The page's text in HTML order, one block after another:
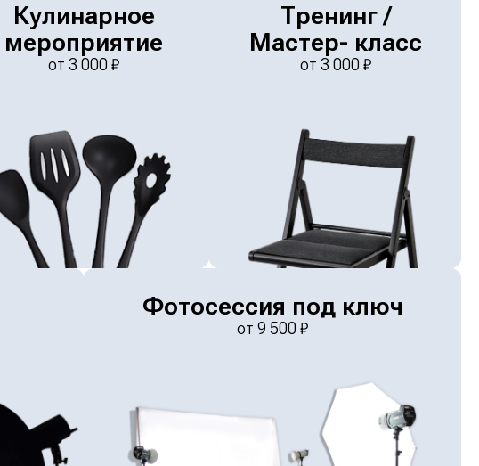
Кулинарное
мероприятие
от 3 000 ₽
Тренинг /
Мастер- класс
от 3 000 ₽
Фотосессия под ключ
от 9 500 ₽